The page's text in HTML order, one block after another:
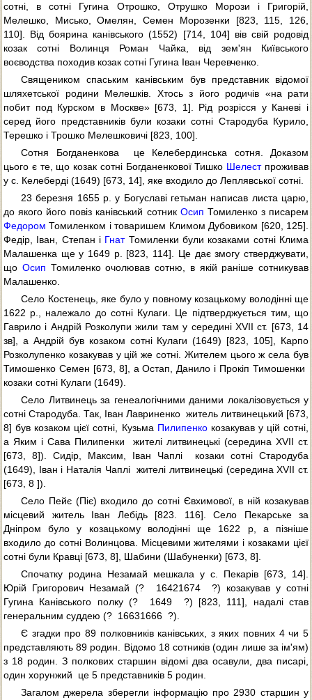
сотні, в сотні Гугина Отрошко, Отрушко Морози і Григорій,
Мелешко, Мисько, Омелян, Семен Морозенки [823, 115, 126,
110]. Від боярина канівського (1552) [714, 104] вів свій родовід
козак сотні Волинця Роман Чайка, від зем'ян Київського
воєводства походив козак сотні Гугина Іван Черевченко.
Священиком спаським канівським був представник відомої
шляхетської родини Мелешків. Хтось з його родичів «на рати
побит под Курском в Москве» [673, 1]. Рід розрісся у Каневі і
серед його представників були козаки сотні Стародуба Курило,
Терешко і Трошко Мелешковичі [823, 100].
Сотня Богданенкова  це Келебердинська сотня. Доказом
цього є те, що козак сотні Богданенкової Тишко Шелестпроживав
у с. Келеберді (1649) [673, 14], яке входило до Леплявської сотні.
23 березня 1655 р. у Богуславі гетьман написав листа царю,
до якого його повіз канівський сотник Осип Томиленко з писарем
Федором Томиленком і товаришем Климом Дубовиком [620, 125].
Федір, Іван, Степан і ГнатТомиленки були козаками сотні Клима
Малашенка ще у 1649 р. [823, 114]. Це дає змогу стверджувати,
що Осип Томиленко очолював сотню, в якій раніше сотникував
Малашенко.
Село Костенець, яке було у повному козацькому володінні ще
1622 р., належало до сотні Кулаги. Це підтверджується тим, що
Гаврило і Андрій Розколупи жили там у середині ХVІІ ст. [673, 14
зв], а Андрій був козаком сотні Кулаги (1649) [823, 105], Карпо
Розколупенко козакував у цій же сотні. Жителем цього ж села був
Тимошенко Семен [673, 8], а Остап, Данило і Прокіп Тимошенки 
козаки сотні Кулаги (1649).
Село Литвинець за генеалогічними даними локалізовується у
сотні Стародуба. Так, Іван Лавриненко  житель литвинецький [673,
8] був козаком цієї сотні, Кузьма Пилипенкокозакував у цій сотні,
а Яким і Сава Пилипенки  жителі литвинецькі (середина ХVІІ ст.
[673, 8]). Сидір, Максим, Іван Чаплі  козаки сотні Стародуба
(1649), Іван і Наталія Чаплі  жителі литвинецькі (середина ХVІІ ст.
[673, 8 ]).
Село Пейє (Піє) входило до сотні Євхимової, в ній козакував
місцевий житель Іван Лебідь [823. 116]. Село Пекарське за
Дніпром було у козацькому володінні ще 1622 р, а пізніше
входило до сотні Волинцова. Місцевими жителями і козаками цієї
сотні були Кравці [673, 8], Шабини (Шабуненки) [673, 8].
Спочатку родина Незамай мешкала у с. Пекарів [673, 14].
Юрій Григорович Незамай (?  16421674  ?) козакував у сотні
Гугина Канівського полку (?  1649  ?) [823, 111], надалі став
генеральним суддею (?  16631666  ?).
Є згадки про 89 полковників канівських, з яких повних 4 чи 5
представляють 89 родин. Відомо 18 сотників (один лише за ім'ям)
з 18 родин. З полкових старшин відомі два осавули, два писарі,
один хорунжий  це 5 представників 5 родин.
Загалом джерела зберегли інформацію про 2930 старшин у